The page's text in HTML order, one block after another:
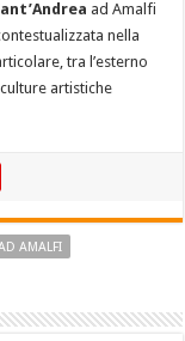
ad Amalfi
nella
tra l’esterno
artistiche
AMALFI